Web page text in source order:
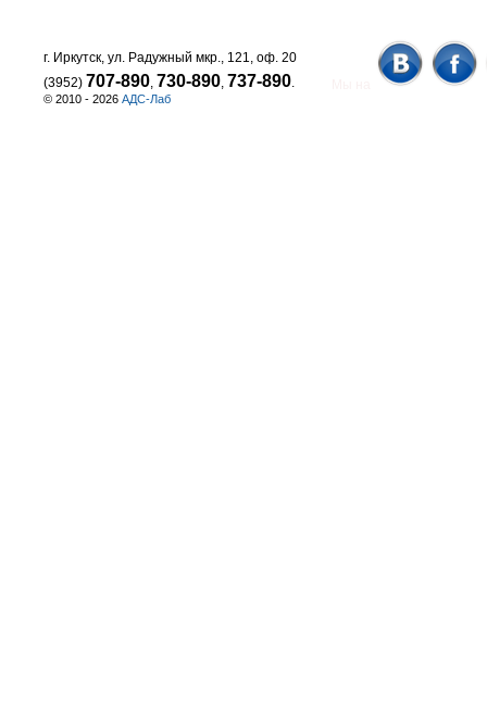
© 2010 - 2026 АДС-Лаб
г. Иркутск, ул. Радужный мкр., 121, оф. 20
(3952) 707-890, 730-890, 737-890.